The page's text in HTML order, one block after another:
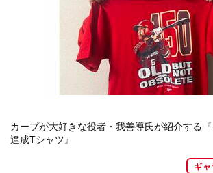
カープが大好きな役者・我善導氏が紹介する
達成Tシャツ』
ギ